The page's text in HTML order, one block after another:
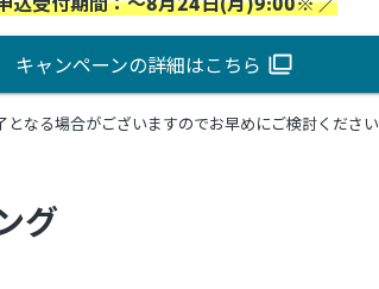
キャンペーンの詳細はこちら
なる場合がございますのでお早めにご検討ください
グ